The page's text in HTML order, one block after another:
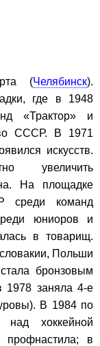
(Челябинск).
где в 1948
«Трактор» и
СССР. В 1971
искусств.
увеличить
На площадке
среди команд
юниоров и
в товарищ.
Польши
бронзовым
1978 заняла 4-е
В 1984 по
над хоккейной
в